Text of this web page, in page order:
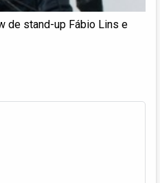
de stand-up Fábio Lins e